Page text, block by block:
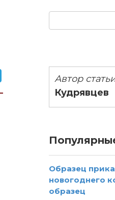
Автор
Кудрявцев
Образец
новогоднего
образец